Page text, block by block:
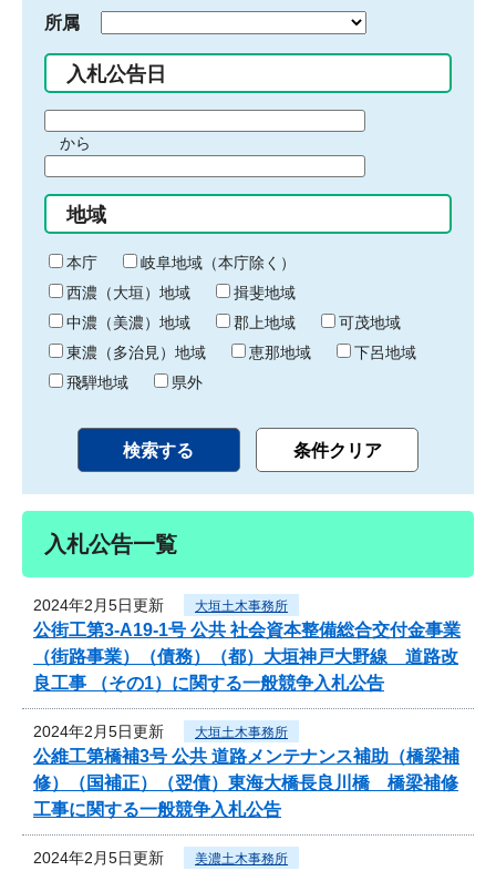
所属
入札公告日
間
始
り
から
間
終
わ
り
地域
本庁
岐阜地域（本庁除く）
西濃（大垣）地域
揖斐地域
中濃（美濃）地域
郡上地域
可茂地域
東濃（多治見）地域
恵那地域
下呂地域
飛騨地域
県外
入札公告一覧
2024年2月5日更新 大垣土木事務所
公街工第3-A19-1号 公共 社会資本整備総合交付金事業
（街路事業）（債務）（都）大垣神戸大野線 道路改
良工事 （その1）に関する一般競争入札公告
2024年2月5日更新 大垣土木事務所
公維工第橋補3号 公共 道路メンテナンス補助（橋梁補
修）（国補正）（翌債）東海大橋長良川橋 橋梁補修
工事に関する一般競争入札公告
2024年2月5日更新 美濃土木事務所